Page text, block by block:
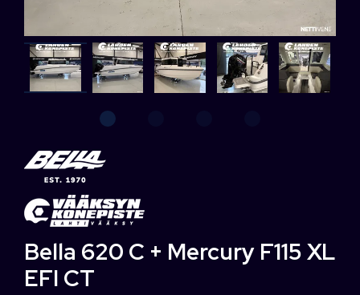
Bella 620 C + Mercury F115 XL
EFI CT